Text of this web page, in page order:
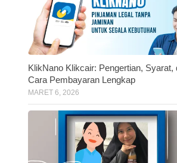
KlikNano Klikcair: Pengertian, Syarat,
Cara Pembayaran Lengkap
MARET 6, 2026